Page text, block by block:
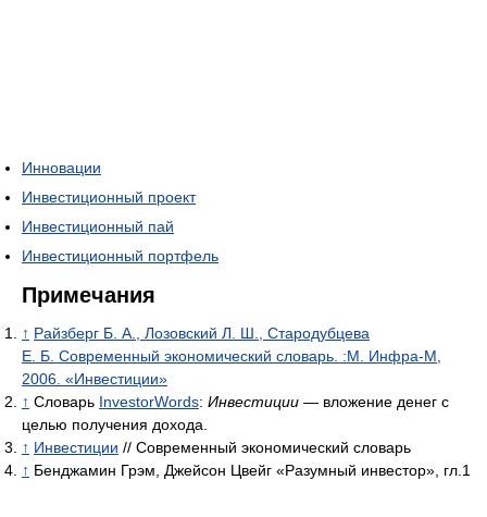
Инновации
Инвестиционный проект
Инвестиционный пай
Инвестиционный портфель
Примечания
↑ Райзберг Б. А., Лозовский Л. Ш., Стародубцева
Е. Б. Современный экономический словарь. :М. Инфра-М,
2006. «Инвестиции»
↑ Словарь InvestorWords: Инвестиции — вложение денег с
целью получения дохода.
↑ Инвестиции // Современный экономический словарь
↑ Бенджамин Грэм, Джейсон Цвейг «Разумный инвестор», гл.1